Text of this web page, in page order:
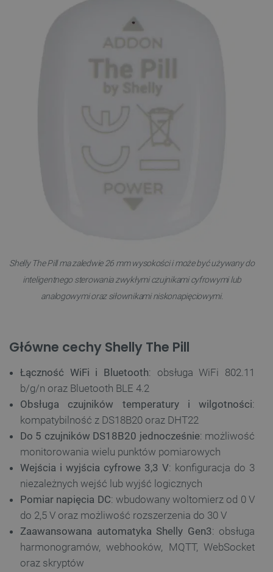
Shelly The Pill ma zaledwie 26 mm wysokości i może być używany do
inteligentnego sterowania zwykłymi czujnikami cyfrowymi lub
analogowymi oraz siłownikami niskonapięciowymi.
Główne cechy Shelly The Pill
Łączność WiFi i Bluetooth: obsługa WiFi 802.11
b/g/n oraz Bluetooth BLE 4.2
Obsługa czujników temperatury i wilgotności:
kompatybilność z DS18B20 oraz DHT22
Do 5 czujników DS18B20 jednocześnie: możliwość
monitorowania wielu punktów pomiarowych
Wejścia i wyjścia cyfrowe 3,3 V: konfiguracja do 3
niezależnych wejść lub wyjść logicznych
Pomiar napięcia DC: wbudowany woltomierz od 0 V
do 2,5 V oraz możliwość rozszerzenia do 30 V
Zaawansowana automatyka Shelly Gen3: obsługa
harmonogramów, webhooków, MQTT, WebSocket
oraz skryptów